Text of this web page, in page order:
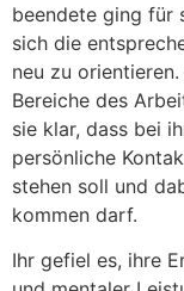
beendete ging für
sich die
neu zu
Bereiche des
sie klar, dass bei
persönliche
stehen soll und
kommen darf.
Ihr gefiel es, ihre